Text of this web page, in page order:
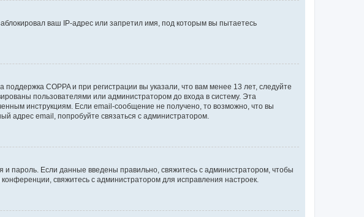
ваш IP-адрес или запретил имя, под которым вы пытаетесь
COPPA и при регистрации вы указали, что вам менее 13 лет, следуйте
пользователями или администратором до входа в систему. Эта
инструкциям. Если email-сообщение не получено, то возможно, что вы
адрес email, попробуйте связаться с администратором.
пароль. Если данные введены правильно, свяжитесь с администратором, чтобы
свяжитесь с администратором для исправления настроек.